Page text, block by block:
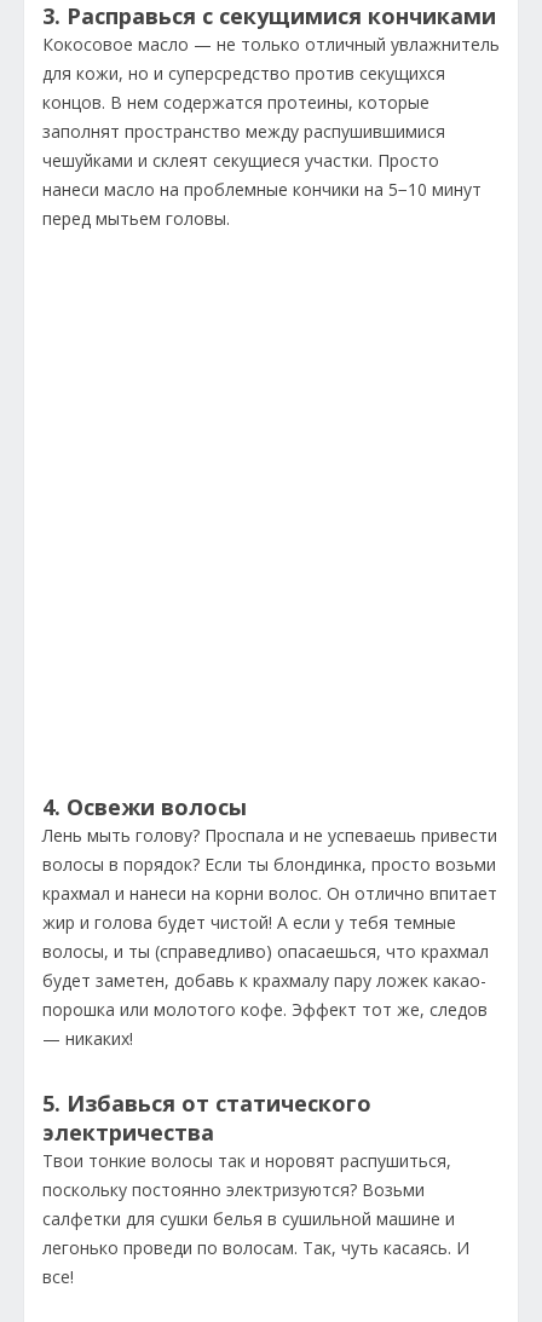
3. Расправься с секущимися кончиками
Кокосовое масло — не только отличный увлажнитель
для кожи, но и суперсредство против секущихся
концов. В нем содержатся протеины, которые
заполнят пространство между распушившимися
чешуйками и склеят секущиеся участки. Просто
нанеси масло на проблемные кончики на 5−10 минут
перед мытьем головы.
4. Освежи волосы
Лень мыть голову? Проспала и не успеваешь привести
волосы в порядок? Если ты блондинка, просто возьми
крахмал и нанеси на корни волос. Он отлично впитает
жир и голова будет чистой! А если у тебя темные
волосы, и ты (справедливо) опасаешься, что крахмал
будет заметен, добавь к крахмалу пару ложек какао-
порошка или молотого кофе. Эффект тот же, следов
— никаких!
5. Избавься от статического
электричества
Твои тонкие волосы так и норовят распушиться,
поскольку постоянно электризуются? Возьми
салфетки для сушки белья в сушильной машине и
легонько проведи по волосам. Так, чуть касаясь. И
все!